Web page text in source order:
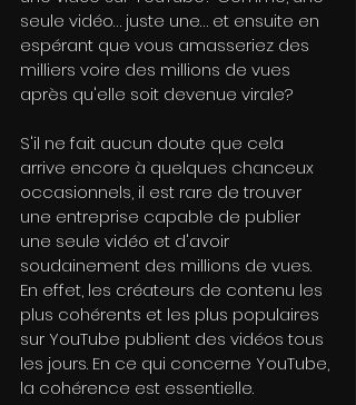
seule vidéo… juste une… et ensuite en
espérant que vous amasseriez des
milliers voire des millions de vues
après qu'elle soit devenue virale?
S'il ne fait aucun doute que cela
arrive encore à quelques chanceux
occasionnels, il est rare de trouver
une entreprise capable de publier
une seule vidéo et d'avoir
soudainement des millions de vues.
En effet, les créateurs de contenu les
plus cohérents et les plus populaires
sur YouTube publient des vidéos tous
les jours. En ce qui concerne YouTube,
la cohérence est essentielle.